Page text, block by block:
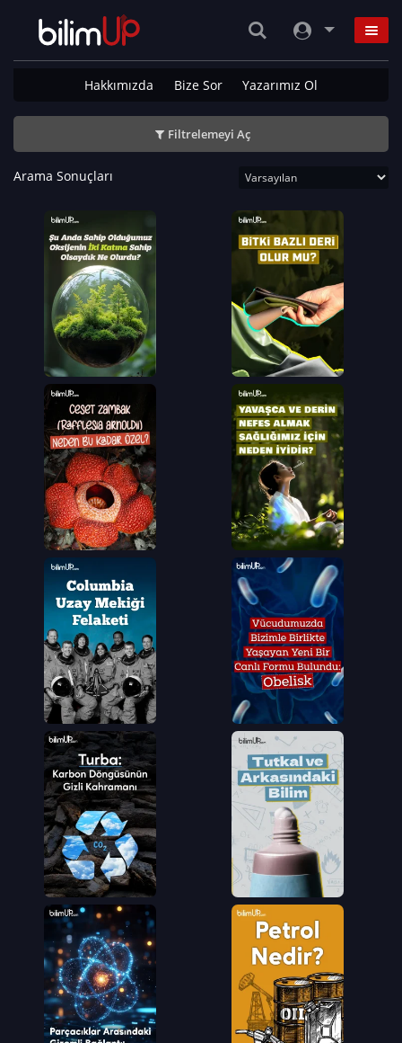
Hakkımızda Bize Sor Yazarımız Ol
Filtrelemeyi Aç
Arama Sonuçları